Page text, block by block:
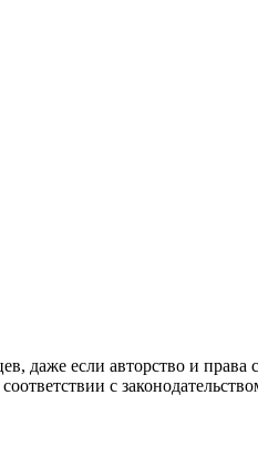
даже если авторство и права
с